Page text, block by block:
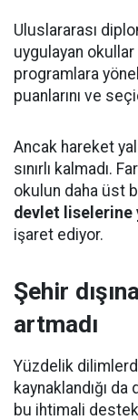
Uluslararası
uygulayan okullar
programlara
puanlarını ve
Ancak hareket
sınırlı kalmadı.
okulun daha üst
devlet liselerine
işaret ediyor.
Şehir
artmadı
Yüzdelik
kaynaklandığı
bu ihtimali